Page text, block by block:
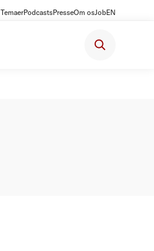
TemaerPodcastsPresseOm osJobEN